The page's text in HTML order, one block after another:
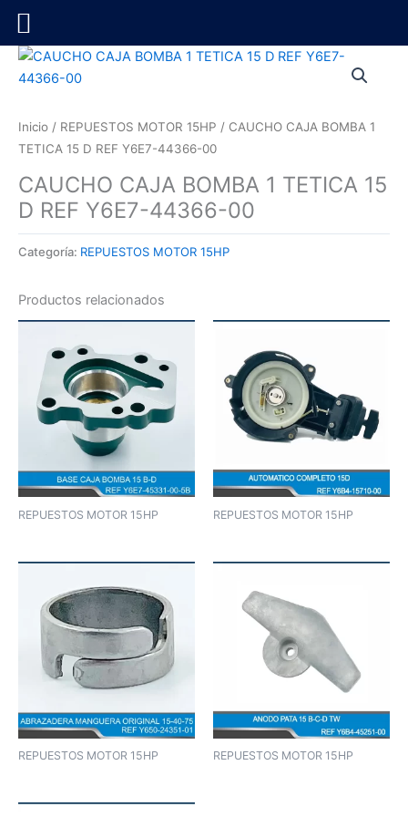
contenido
Inicio / REPUESTOS MOTOR 15HP / CAUCHO CAJA BOMBA 1
TETICA 15 D REF Y6E7-44366-00
CAUCHO CAJA BOMBA 1 TETICA 15
D REF Y6E7-44366-00
Categoría: REPUESTOS MOTOR 15HP
Productos relacionados
REPUESTOS MOTOR 15HP REPUESTOS MOTOR 15HP
REPUESTOS MOTOR 15HP REPUESTOS MOTOR 15HP